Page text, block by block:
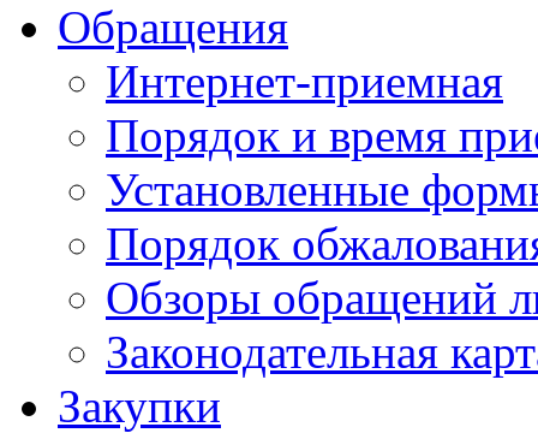
Обращения
Интернет-приемная
Порядок и время
Установленные
Порядок
Обзоры обращений
Законодательная
Закупки